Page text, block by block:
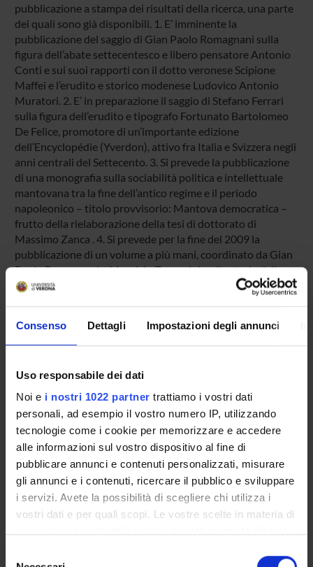
Consenso Dettagli Impostazioni degli annunci
Uso responsabile dei dati
Noi e i nostri 1022 partner trattiamo i vostri dati
personali, ad esempio il vostro numero IP, utilizzando
tecnologie come i cookie per memorizzare e accedere
alle informazioni sul vostro dispositivo al fine di
pubblicare annunci e contenuti personalizzati, misurare
gli annunci e i contenuti, ricercare il pubblico e sviluppare
i servizi. Avete la possibilità di scegliere chi utilizza i
vostri dati e per quali scopi. Le vostre scelte in materia di
pubblicazione a stampa dei risultati della ricerca, una parte
dei quali sono già disponibili. 1. E’ imminente la
pubblicazione del saggio di Gian Paolo Romagnani sulla
figura dell’abate settecentesco e libero pensatore Antonio
Conti e sui suoi rapporti con il dotto veronese Scipione
Maffei e l’erudito e storico modenese Ludovico Antonio
Muratori. 2. E’ in preparazione il saggio di Stefano Ferrari
sulla figura dell’erudito e tipografo Fortunato Bartolomeo
De Felice, promotore di un’importante edizione
dell’Encyclopédie (Yverdon), attivo fra Italia e Svizzera negli
anni centrali del Settecento. 3. Si prevede la pubblicazione
di una monografia sulla sociabilità politica e intellettuale
mantovana tra la fine dell’antico regime e il periodo
napoleonico – titolo provvisorio: Mantova democratica –
frutto della rielaborazione della tesi di dottorato di
Massimo Zanca . 4. Si prevede per la fine del 2009 la
pubblicazione di un volume a più mani, coordinato da Gian
Paolo Romagnani e Maurizio Zangarini, sulla storia della
“Società Letteraria di Verona”, preceduto da un volume di
strumenti dedicato al medesimo argomento, con saggi di
si prevede per il 2009 la pubblicazione degli atti del un
convegno, curato da Gian Paolo Romagnani e Stefano
con l’Accademia Roveretana degli Agiati, la Società italiana
di studi sul XVIII secolo, la Società di studi valdesi.
PARTECIPANTI AL PROGETTO
Ivano Dal Prete
Marina Garbellotti
Professore associato